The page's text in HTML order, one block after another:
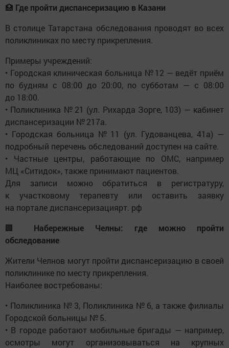
🏥 Где пройти диспансеризацию в Казани
В столице Татарстана обследования проводят во всех
поликлиниках по месту прикрепления.
Примеры учреждений:
• Городская клиническая больница № 12 — ведёт приём
по будням с 08:00 до 20:00, по субботам — с 08:00
до 18:00.
• Поликлиника № 21 (ул. Рихарда Зорге, 103) — кабинет
диспансеризации № 217а.
• Городская больница № 11 (ул. Гудованцева, 41а) —
подробный перечень обследований доступен на сайте.
• Частные центры, работающие по ОМС, например
МЦ «Ситидок», также принимают пациентов.
Для записи можно обратиться в регистратуру,
к участковому терапевту или оставить заявку
на портале диспансеризациярт. рф
🏢
Набережные Челны: где можно пройти
обследование
Жители Челнов могут пройти диспансеризацию в своей
поликлинике по месту прикрепления.
Наиболее востребованы:
• Поликлиника № 3, Поликлиника № 6, а также филиалы
Городской больницы № 5.
• В городе работают мобильные бригады — например,
осмотры могут организовываться на крупных